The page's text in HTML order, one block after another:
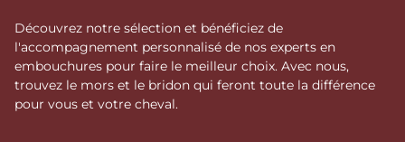
Découvrez notre sélection et bénéficiez de
l'accompagnement personnalisé de nos experts en
embouchures pour faire le meilleur choix. Avec nous,
trouvez le mors et le bridon qui feront toute la différence
pour vous et votre cheval.